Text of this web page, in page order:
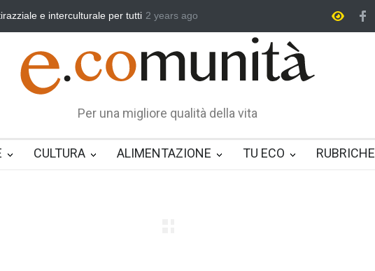
primavera, vincere la sonnolenza Un eroe multifunzione nella vita quotidiana
2 years ago
Per una migliore qualità della vita
CULTURA ALIMENTAZIONE TU ECO RUBRICHE